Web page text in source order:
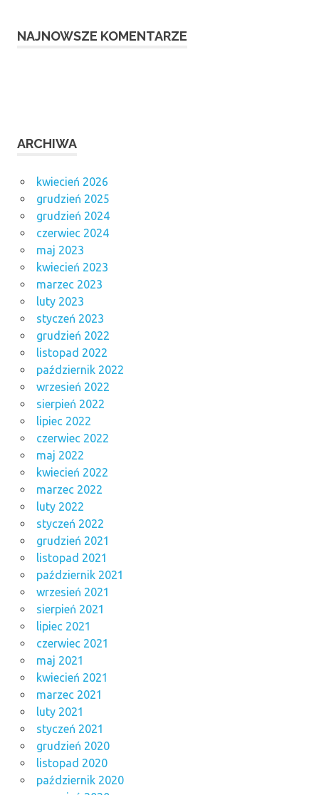
NAJNOWSZE KOMENTARZE
ARCHIWA
kwiecień 2026
grudzień 2025
grudzień 2024
czerwiec 2024
maj 2023
kwiecień 2023
marzec 2023
luty 2023
styczeń 2023
grudzień 2022
listopad 2022
październik 2022
wrzesień 2022
sierpień 2022
lipiec 2022
czerwiec 2022
maj 2022
kwiecień 2022
marzec 2022
luty 2022
styczeń 2022
grudzień 2021
listopad 2021
październik 2021
wrzesień 2021
sierpień 2021
lipiec 2021
czerwiec 2021
maj 2021
kwiecień 2021
marzec 2021
luty 2021
styczeń 2021
grudzień 2020
listopad 2020
październik 2020